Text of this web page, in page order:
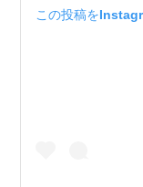
この投稿を